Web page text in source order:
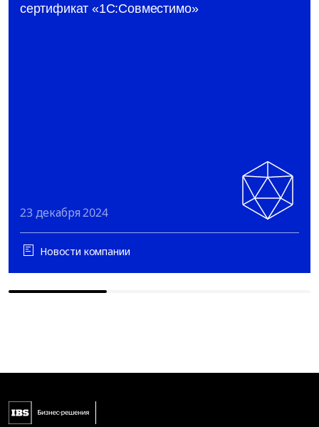
сертификат «1С:Совместимо»
23 декабря 2024
Новости компании